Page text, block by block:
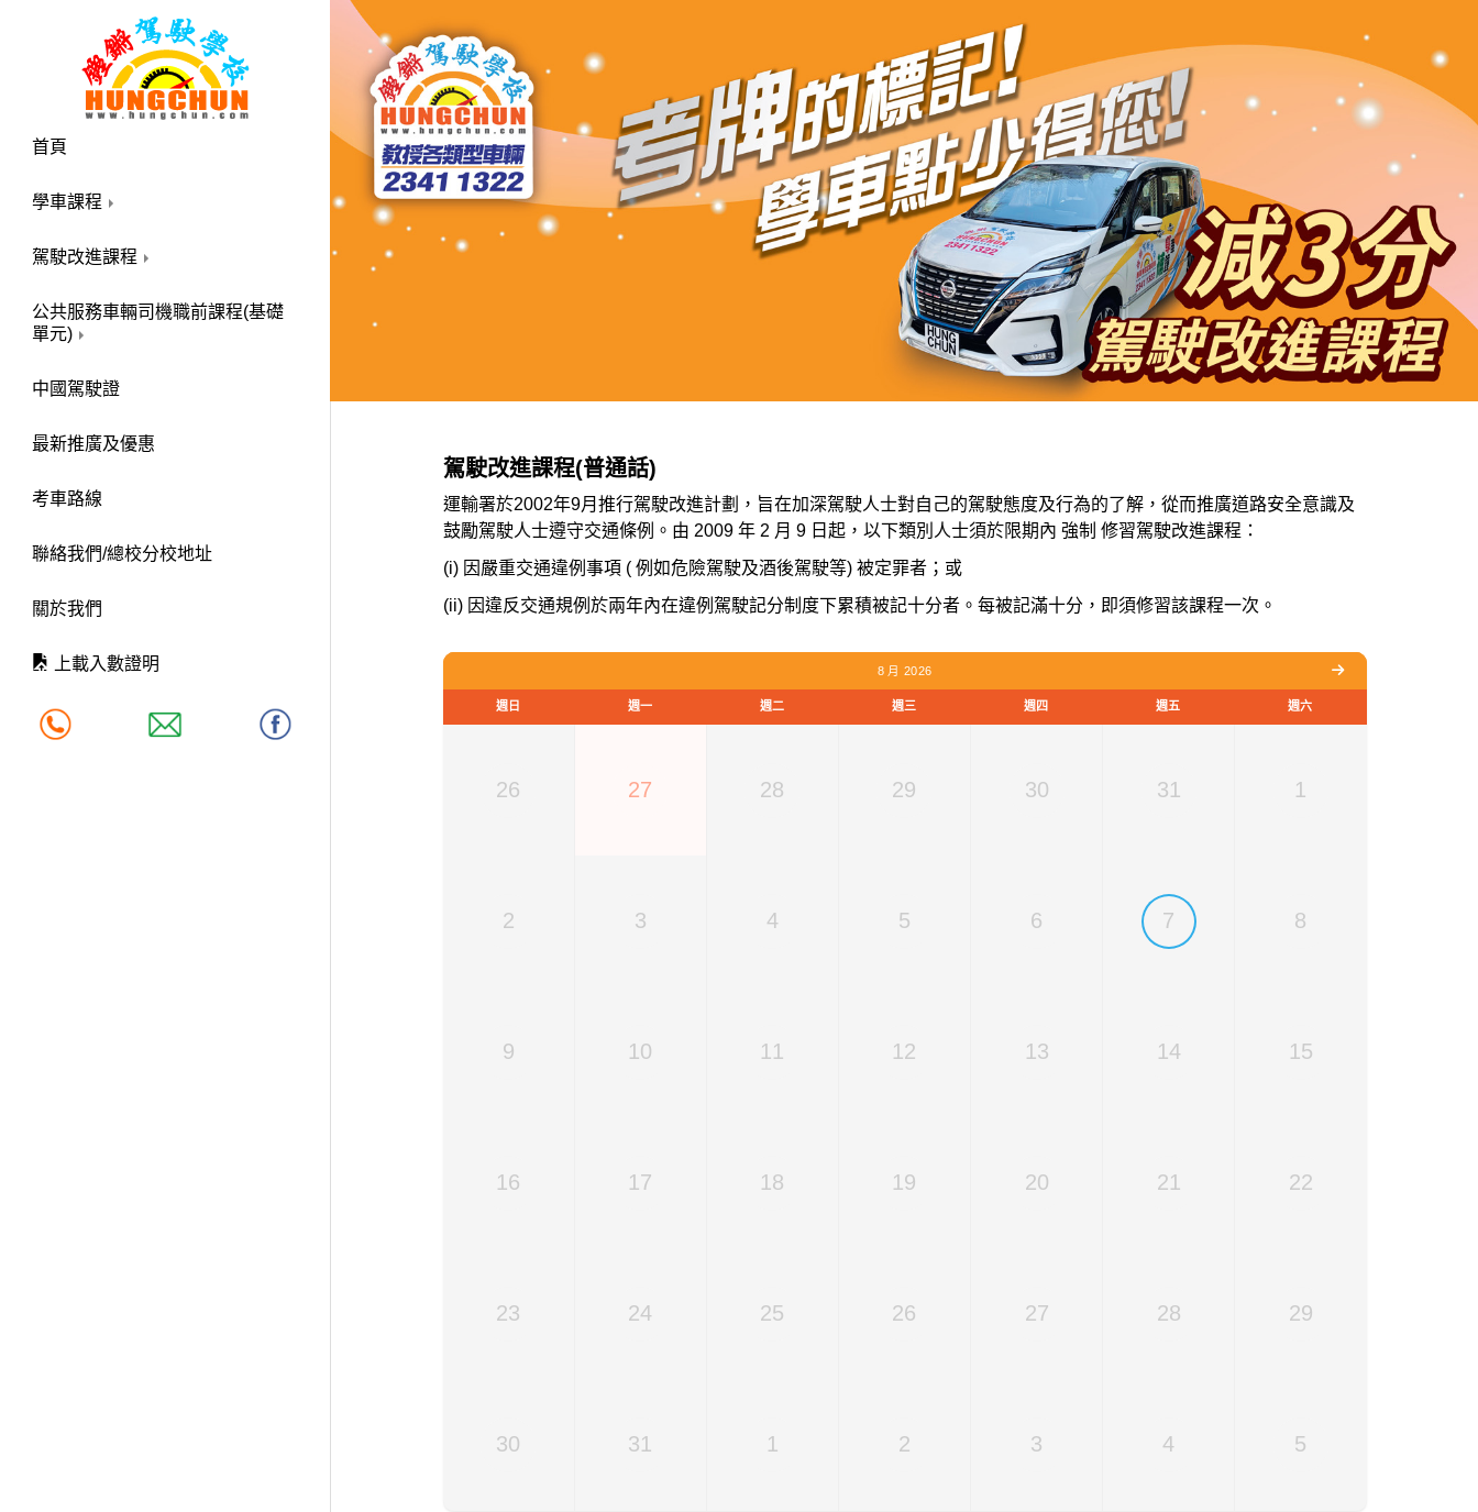
首頁
學車課程
駕駛改進課程
公共服務車輛司機職前課程(基礎
單元)
中國駕駛證
最新推廣及優惠
考車路線
聯絡我們/總校分校地址
關於我們
上載入數證明
駕駛改進課程(普通話)
運輸署於2002年9月推行駕駛改進計劃，旨在加深駕駛人士對自己的駕駛態度及行為的了解，從而推廣道路安全意識及
鼓勵駕駛人士遵守交通條例。由 2009 年 2 月 9 日起，以下類別人士須於限期內 強制 修習駕駛改進課程：
(i) 因嚴重交通違例事項 ( 例如危險駕駛及酒後駕駛等) 被定罪者；或
(ii) 因違反交通規例於兩年內在違例駕駛記分制度下累積被記十分者。每被記滿十分，即須修習該課程一次。
8 月 2026
週日 週一 週二 週三 週四 週五 週六
26 27 28 29 30 31 1
2 3 4 5 6 7 8
9 10 11 12 13 14 15
16 17 18 19 20 21 22
23 24 25 26 27 28 29
30 31 1 2 3 4 5